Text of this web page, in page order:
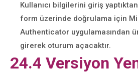
Kullanıcı bilgilerini giriş
form üzerinde doğrulama için
Authenticator uygulamasından
girerek oturum açacaktır.
24.4 Versiyon